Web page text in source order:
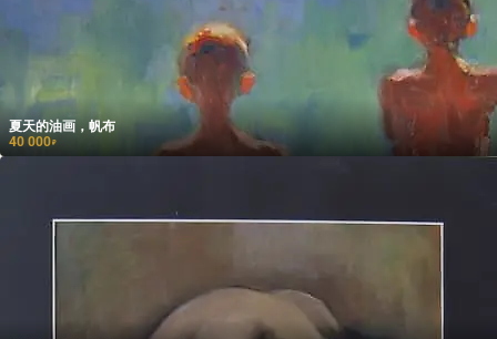
夏天的油画，帆布
40 000₽